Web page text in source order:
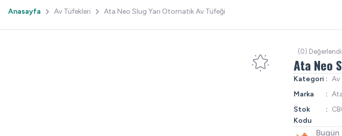
Anasayfa Av Tüfekleri Ata Neo Slug Yarı Otomatik Av Tüfeği
(0)
Ata Neo
Kategori
Av
Marka
Stok
Kodu
Bugün